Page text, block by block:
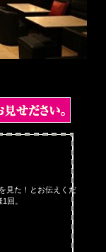
見た！とお伝えくだ
回。